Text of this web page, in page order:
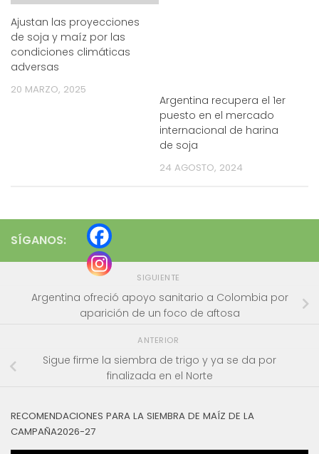
Ajustan las proyecciones
de soja y maíz por las
condiciones climáticas
adversas
20 MARZO, 2025
Argentina recupera el 1er
puesto en el mercado
internacional de harina
de soja
24 AGOSTO, 2024
SÍGANOS:
SIGUIENTE
Argentina ofreció apoyo sanitario a Colombia por
aparición de un foco de aftosa
ANTERIOR
Sigue firme la siembra de trigo y ya se da por
finalizada en el Norte
RECOMENDACIONES PARA LA SIEMBRA DE MAÍZ DE LA
CAMPAÑA2026-27